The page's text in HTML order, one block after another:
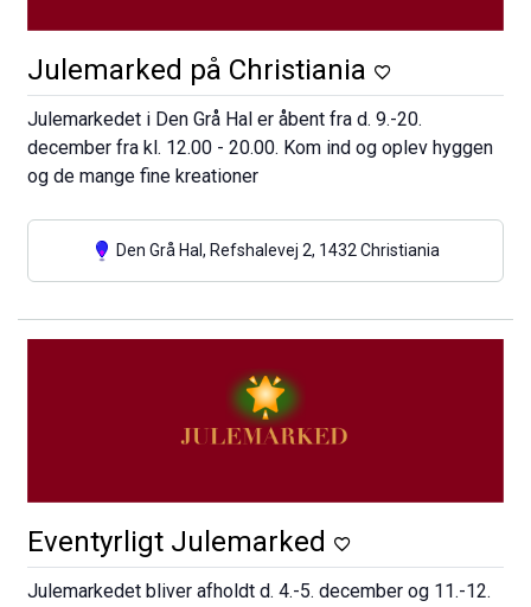
Julemarked på Christiania
Julemarkedet i Den Grå Hal er åbent fra d. 9.-20.
december fra kl. 12.00 - 20.00. Kom ind og oplev hyggen
og de mange fine kreationer
Den Grå Hal, Refshalevej 2, 1432 Christiania
Eventyrligt Julemarked
Julemarkedet bliver afholdt d. 4.-5. december og 11.-12.